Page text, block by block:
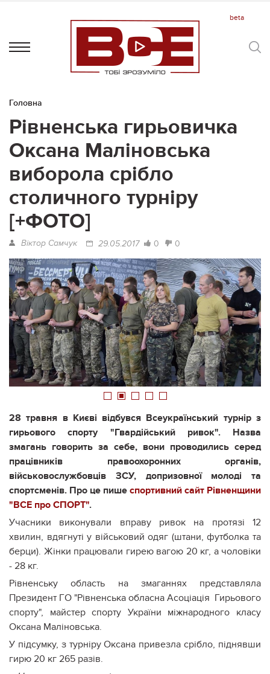
Головна
Рівненська гирьовичка
Оксана Маліновська
виборола срібло
столичного турніру
[+ФОТО]
Віктор Самчук 29.05.2017 0 0
1 2 3 4 5
28 травня в Києві відбувся Всеукраїнський турнір з
гирьового спорту "Гвардійський ривок". Назва
змагань говорить за себе, вони проводились серед
працівників правоохоронних органів,
військовослужбовців ЗСУ, допризовної молоді та
спортсменів. Про це пише спортивний сайт Рівненщини
"ВСЕ про СПОРТ".
Учасники виконували вправу ривок на протязі 12
хвилин, вдягнуті у військовий одяг (штани, футболка та
берци). Жінки працювали гирею вагою 20 кг, а чоловіки
- 28 кг.
Рівненську область на змаганнях представляла
Президент ГО "Рівненська обласна Асоціація Гирьового
спорту", майстер спорту України міжнародного класу
Оксана Маліновська.
У підсумку, з турніру Оксана привезла срібло, піднявши
гирю 20 кг 265 разів.